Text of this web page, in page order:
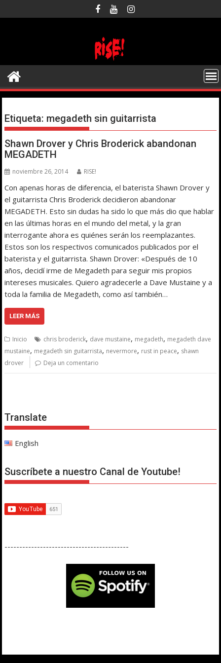
al
Etiqueta: megadeth sin guitarrista
Shawn Drover y Chris Broderick abandonan
MEGADETH
noviembre 26, 2014 RISE!
Con apenas horas de diferencia, el baterista Shawn Drover y
el guitarrista Chris Broderick decidieron abandonar
MEGADETH. Esto sin dudas ha sido lo que más dio que hablar
en las últimas horas en el mundo del metal, y la gran
interrogante ahora es quiénes serán los reemplazantes.
Estos son los respectivos comunicados publicados por el
baterista y el guitarrista. Shawn Drover: «Después de 10
años, decidí irme de Megadeth para seguir mis propios
intereses musicales. Quiero agradecerle a Dave Mustaine y a
toda la familia de Megadeth, como así también…
LEER MÁS
Inicio chris broderick, dave mustaine, megadeth, megadeth dave
mustaine, megadeth sin guitarrista, nevermore, rust in peace, shawn
drover
Deja un comentario
Translate
English
Suscríbete a nuestro Canal de Youtube!
------------------------------------------